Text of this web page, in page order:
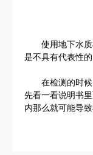
使用地下水质
是不具有代表性
在检测的时候
先看一看说明书
内那么就可能导